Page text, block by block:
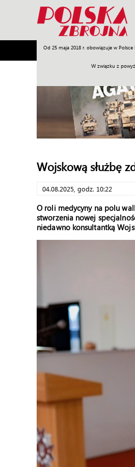
Od 25 maja 2018 r. obowiązuje w
W związku z
Armia Poligon Sprzęt
Wojskową służbę
04.08.2025, godz. 10:22
O roli medycyny na polu
stworzenia nowej
niedawno konsultantką